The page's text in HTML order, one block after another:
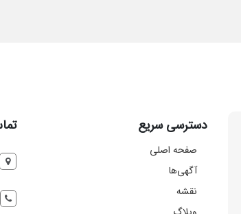
دسترسی سریع
صفحه اصلی
آگهی‌ها
نقشه